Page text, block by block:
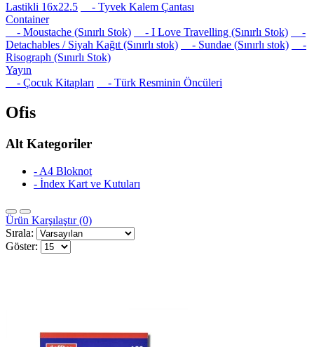
Lastikli 16x22.5
- Tyvek Kalem Çantası
Container
- Moustache (Sınırlı Stok)
- I Love Travelling (Sınırlı Stok)
-
Detachables / Siyah Kağıt (Sınırlı stok)
- Sundae (Sınırlı stok)
-
Risograph (Sınırlı Stok)
Yayın
- Çocuk Kitapları
- Türk Resminin Öncüleri
Ofis
Alt Kategoriler
- A4 Bloknot
- İndex Kart ve Kutuları
Ürün Karşılaştır (0)
Sırala:
Göster: